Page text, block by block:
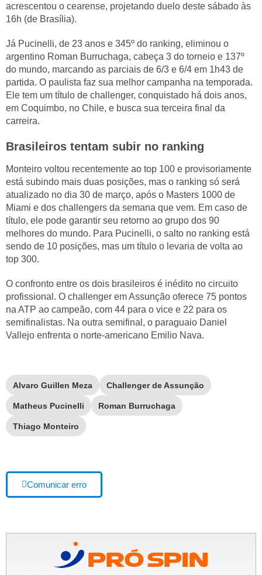
acrescentou o cearense, projetando duelo deste sábado às
16h (de Brasília).
Já Pucinelli, de 23 anos e 345º do ranking, eliminou o
argentino Roman Burruchaga, cabeça 3 do torneio e 137º
do mundo, marcando as parciais de 6/3 e 6/4 em 1h43 de
partida. O paulista faz sua melhor campanha na temporada.
Ele tem um título de challenger, conquistado há dois anos,
em Coquimbo, no Chile, e busca sua terceira final da
carreira.
Brasileiros tentam subir no ranking
Monteiro voltou recentemente ao top 100 e provisoriamente
está subindo mais duas posições, mas o ranking só será
atualizado no dia 30 de março, após o Masters 1000 de
Miami e dos challengers da semana que vem. Em caso de
título, ele pode garantir seu retorno ao grupo dos 90
melhores do mundo. Para Pucinelli, o salto no ranking está
sendo de 10 posições, mas um título o levaria de volta ao
top 300.
O confronto entre os dois brasileiros é inédito no circuito
profissional. O challenger em Assunção oferece 75 pontos
na ATP ao campeão, com 44 para o vice e 22 para os
semifinalistas. Na outra semifinal, o paraguaio Daniel
Vallejo enfrenta o norte-americano Emilio Nava.
Alvaro Guillen Meza Challenger de Assunção
Matheus Pucinelli Roman Burruchaga
Thiago Monteiro
Comunicar erro